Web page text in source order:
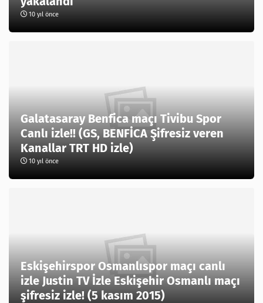
10 yıl önce
Galatasaray Benfica maçı Tivibu Spor
Canlı izle!! (GS, BENFİCA Şifresiz veren
Kanallar TRT HD izle)
10 yıl önce
Eskişehirspor Osmanlıspor maçı canlı
izle Justin TV İzle Eskişehir Osmanlı maçı
şifresiz izle! (5 kasım 2015)